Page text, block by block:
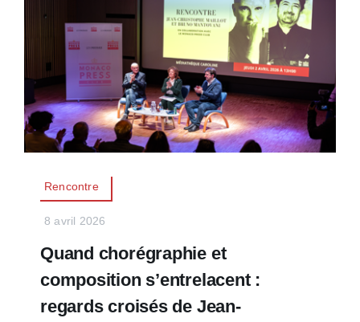
Rencontre
8 avril 2026
Quand chorégraphie et
composition s’entrelacent :
regards croisés de Jean-